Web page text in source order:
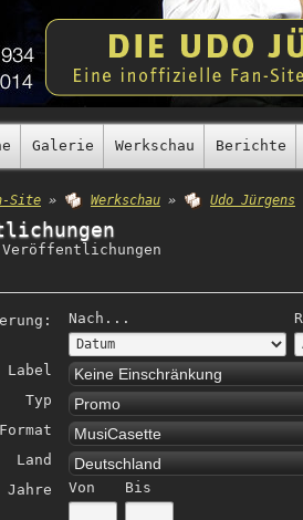
Galerie Werkschau Berichte
Site » Werkschau » Udo Jürgens
Nach...
Label Keine Einschränkung
Typ Promo
Format MusiCasette
Land Deutschland
Jahre Von Bis